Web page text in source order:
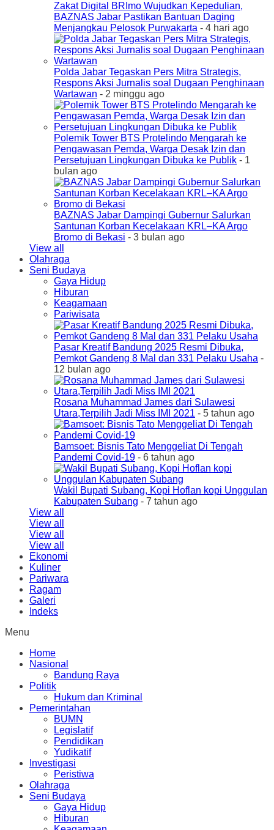
Zakat Digital BRImo Wujudkan Kepedulian,
BAZNAS Jabar Pastikan Bantuan Daging
Menjangkau Pelosok Purwakarta - 4 hari ago
Polda Jabar Tegaskan Pers Mitra Strategis,
Respons Aksi Jurnalis soal Dugaan Penghinaan
Wartawan - 2 minggu ago
Polemik Tower BTS Protelindo Mengarah ke
Pengawasan Pemda, Warga Desak Izin dan
Persetujuan Lingkungan Dibuka ke Publik - 1
bulan ago
BAZNAS Jabar Dampingi Gubernur Salurkan
Santunan Korban Kecelakaan KRL–KA Argo
Bromo di Bekasi - 3 bulan ago
View all
Olahraga
Seni Budaya
Gaya Hidup
Hiburan
Keagamaan
Pariwisata
Pasar Kreatif Bandung 2025 Resmi Dibuka,
Pemkot Gandeng 8 Mal dan 331 Pelaku Usaha -
12 bulan ago
Rosana Muhammad James dari Sulawesi
Utara,Terpilih Jadi Miss IMI 2021 - 5 tahun ago
Bamsoet: Bisnis Tato Menggeliat Di Tengah
Pandemi Covid-19 - 6 tahun ago
Wakil Bupati Subang, Kopi Hoflan kopi Unggulan
Kabupaten Subang - 7 tahun ago
View all
View all
View all
View all
Ekonomi
Kuliner
Pariwara
Ragam
Galeri
Indeks
Menu
Home
Nasional
Bandung Raya
Politik
Hukum dan Kriminal
Pemerintahan
BUMN
Legislatif
Pendidikan
Yudikatif
Investigasi
Peristiwa
Olahraga
Seni Budaya
Gaya Hidup
Hiburan